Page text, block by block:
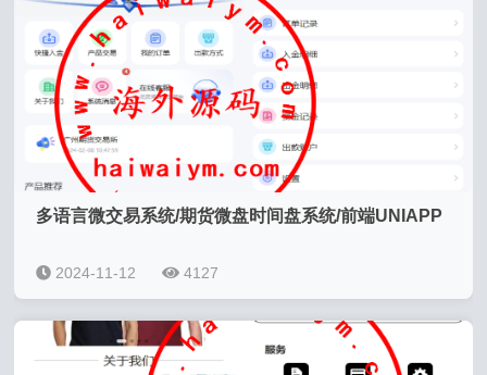
多语言微交易系统/期货微盘时间盘系统/前端UNIAPP
2024-11-12 4127